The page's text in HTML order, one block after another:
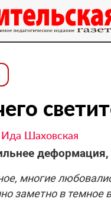
Ида Шаховская
многие
заметно в темное